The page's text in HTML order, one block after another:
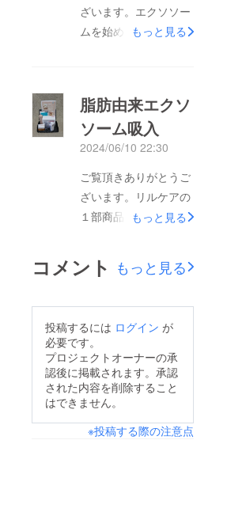
ざいます。エクソソー
ムを始めて３日目の写
ほうれい線が薄くなっ
たのを感じておりま
す。朝起きても肌がモ
チモチしてて気持ちが
いいです。まだまだお
見苦しいですが共感し
て頂ければ幸いです。
肌美人を目指したいと
よろしくお願い致しま
す。
もっと見る
脂肪由来エクソ
ソーム吸入
2024/06/10 22:30
ご覧頂きありがとうご
ざいます。リルケアの
１部商品になります。
ルケア専用のネプライ
ザー(吸入機)でエクソ
もっと見る
コメント もっと見る
投稿するには ログイン が
必要です。
プロジェクトオーナーの承
認後に掲載されます。承認
された内容を削除すること
はできません。
※投稿する際の注意点